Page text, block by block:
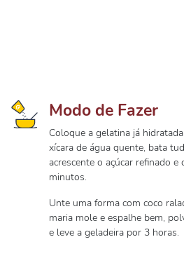
Modo de Fazer
Coloque a gelatina já
xícara de água quente, bata
acrescente o açúcar refinado
minutos.
Unte uma forma com coco
maria mole e espalhe bem,
e leve a geladeira por 3 horas.